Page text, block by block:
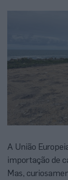
A União
importação de
Mas,